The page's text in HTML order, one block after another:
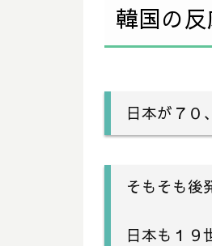
韓国の反
日本が７０
そもそも後
日本も１９